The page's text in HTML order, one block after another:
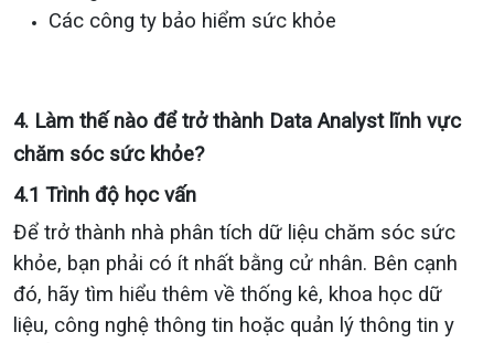
Các công ty bảo hiểm sức khỏe
4. Làm thế nào để trở thành Data Analyst lĩnh vực
chăm sóc sức khỏe?
4.1 Trình độ học vấn
Để trở thành nhà phân tích dữ liệu chăm sóc sức
khỏe, bạn phải có ít nhất bằng cử nhân. Bên cạnh
đó, hãy tìm hiểu thêm về thống kê, khoa học dữ
liệu, công nghệ thông tin hoặc quản lý thông tin y